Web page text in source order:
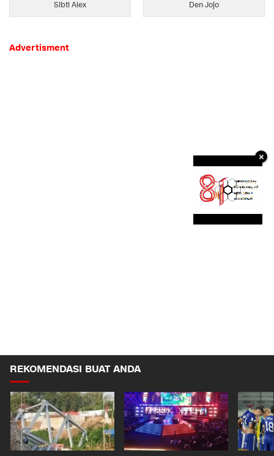
Sibti Alex Den Jojo
Advertisment
REKOMENDASI BUAT ANDA
×